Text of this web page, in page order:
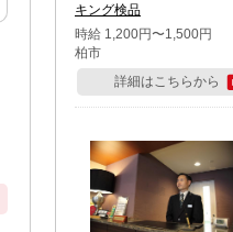
キング検品
時給 1,200円〜1,500円
柏市
詳細はこちらから